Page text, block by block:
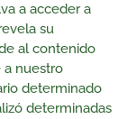
a acceder a
su
al contenido
a nuestro
determinado
determinadas